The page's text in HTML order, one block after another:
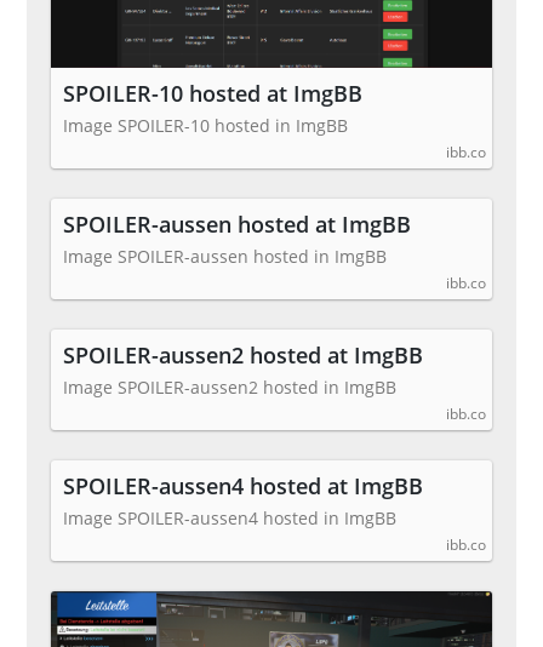
SPOILER-10 hosted at ImgBB
Image SPOILER-10 hosted in ImgBB
ibb.co
SPOILER-aussen hosted at ImgBB
Image SPOILER-aussen hosted in ImgBB
ibb.co
SPOILER-aussen2 hosted at ImgBB
Image SPOILER-aussen2 hosted in ImgBB
ibb.co
SPOILER-aussen4 hosted at ImgBB
Image SPOILER-aussen4 hosted in ImgBB
ibb.co